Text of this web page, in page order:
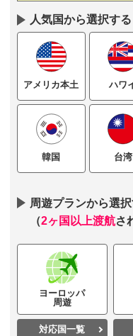
人気国から選択する
アメリカ本土 ハワ
韓国 台湾
周遊プランから選
（2ヶ国以上渡航さ
ヨーロッパ
周遊
対応国一覧